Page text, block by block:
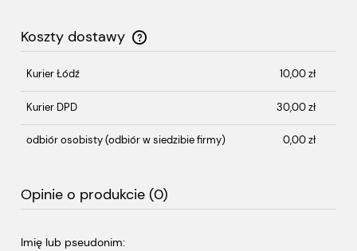
Koszty dostawy
Cena nie zawiera ewentualnych kosztów płatności
Kurier Łódź 10,00 zł
Kurier DPD 30,00 zł
odbiór osobisty(odbiór w siedzibie firmy) 0,00 zł
Opinie o produkcie (0)
Imię lub pseudonim: